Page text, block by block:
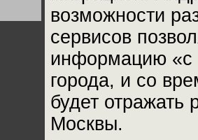
возможности
сервисов
информацию «с
города, и со
будет
Москвы.